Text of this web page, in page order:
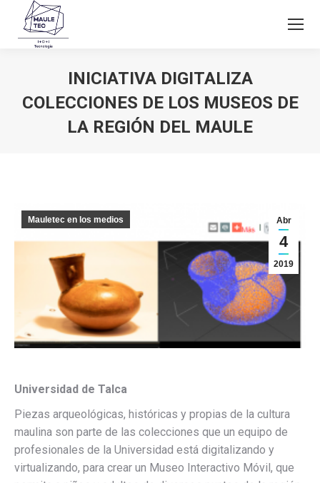
INICIATIVA DIGITALIZA
COLECCIONES DE LOS MUSEOS DE
LA REGIÓN DEL MAULE
Abr
4
2019
Mauletec en los medios
Universidad de Talca
Piezas arqueológicas, históricas y propias de la cultura
maulina son parte de las colecciones que un equipo de
profesionales de la Universidad está digitalizando y
virtualizando, para crear un Museo Interactivo Móvil, que